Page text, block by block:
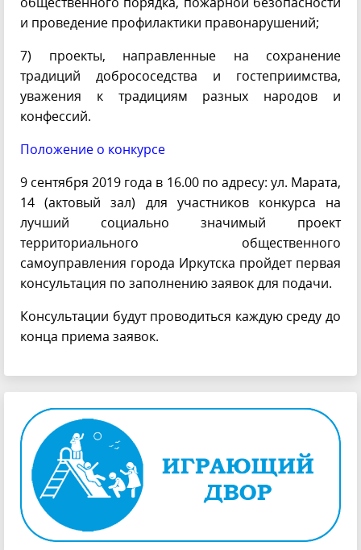
и проведение профилактики правонарушений;
7) проекты, направленные на сохранение
традиций добрососедства и гостеприимства,
уважения к традициям разных народов и
конфессий.
Положение о конкурсе
9 сентября 2019 года в 16.00 по адресу: ул. Марата,
14 (актовый зал) для участников конкурса на
лучший социально значимый проект
территориального общественного
самоуправления города Иркутска пройдет первая
консультация по заполнению заявок для подачи.
Консультации будут проводиться каждую среду до
конца приема заявок.